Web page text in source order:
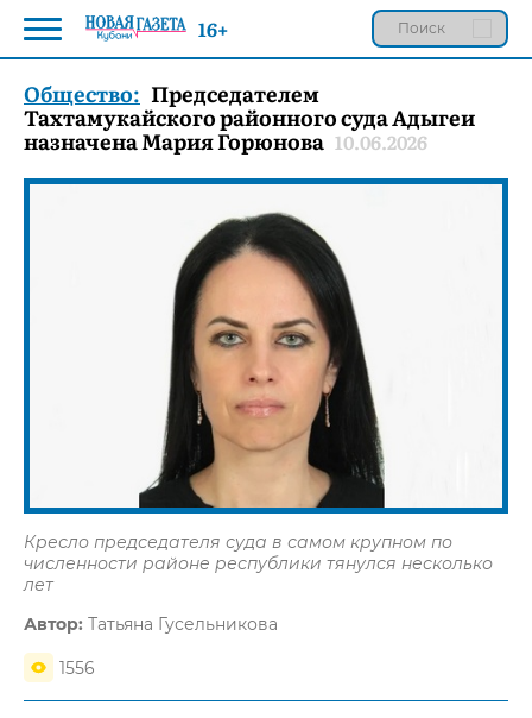
Общество: Председателем
Тахтамукайского районного суда Адыгеи
назначена Мария Горюнова 10.06.2026
Кресло председателя суда в самом крупном по
численности районе республики тянулся несколько
лет
Автор: Татьяна Гусельникова
1556
16+